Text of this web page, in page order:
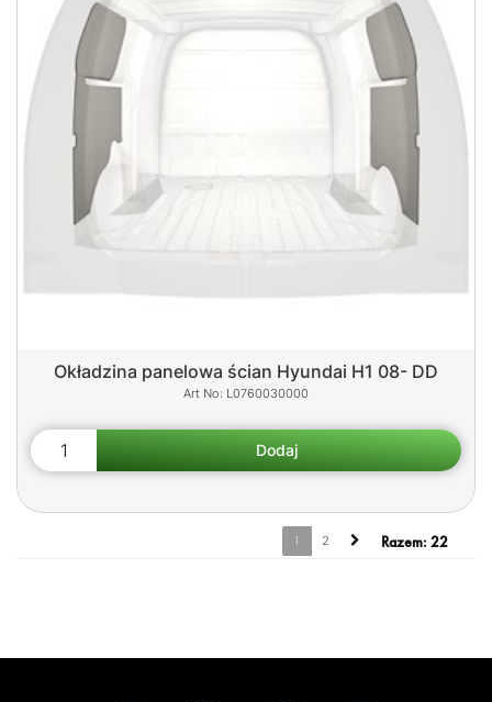
Okładzina panelowa ścian Hyundai H1 08- DD
L0760030000
1 2 Razem: 22